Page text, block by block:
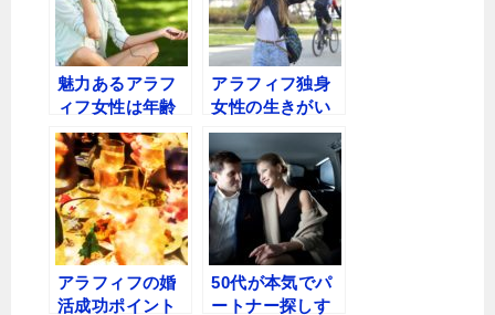
魅力あるアラフ
ィフ女性は年齢
なんて関係な
い！〜50歳の魅
力
アラフィフ独身
女性の生きがい
を考える〜性格
に難があるわけ
ではないけど..
アラフィフの婚
活成功ポイント
50代が本気でパ
ートナー探しす